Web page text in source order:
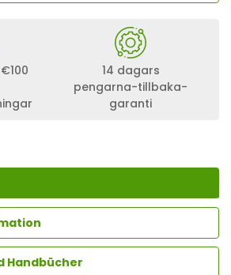
14 dagars
pengarna-tillbaka-
garanti
Handbücher